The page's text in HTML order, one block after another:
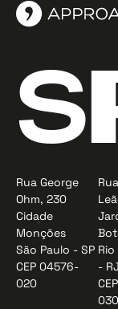
Rua George
Ohm, 230
Cidade
Monções
São Paulo - SP
CEP 04576-
020
-
030